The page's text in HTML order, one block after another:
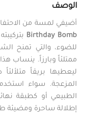
الوصف
أضيفي لمسة من
Birthday Bomb
للضوء، والتي تمنح
ممتلئاً وبارزاً. ينساب
ليعطيها بريقاً
المزعجة. سواء
الطبيعي أو كطبقة
إطلالة ساحرة ومضيئة